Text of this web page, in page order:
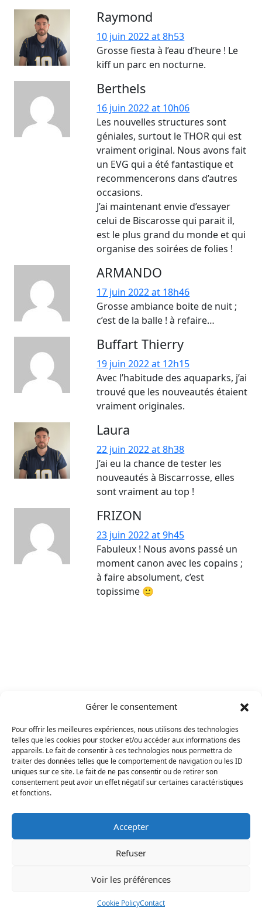
Gérer le consentement
Pour offrir les meilleures expériences, nous utilisons des technologies
telles que les cookies pour stocker et/ou accéder aux informations des
appareils. Le fait de consentir à ces technologies nous permettra de
traiter des données telles que le comportement de navigation ou les ID
uniques sur ce site. Le fait de ne pas consentir ou de retirer son
consentement peut avoir un effet négatif sur certaines caractéristiques
et fonctions.
Accepter
Refuser
Voir les préférences
Cookie PolicyContact
Raymond
10 juin 2022 at 8h53
Grosse fiesta à l’eau d’heure ! Le
kiff un parc en nocturne.
Berthels
16 juin 2022 at 10h06
Les nouvelles structures sont
géniales, surtout le THOR qui est
vraiment original. Nous avons fait
un EVG qui a été fantastique et
recommencerons dans d’autres
occasions.
J’ai maintenant envie d’essayer
celui de Biscarosse qui parait il,
est le plus grand du monde et qui
organise des soirées de folies !
ARMANDO
17 juin 2022 at 18h46
Grosse ambiance boite de nuit ;
c’est de la balle ! à refaire…
Buffart Thierry
19 juin 2022 at 12h15
Avec l’habitude des aquaparks, j’ai
trouvé que les nouveautés étaient
vraiment originales.
Laura
22 juin 2022 at 8h38
J’ai eu la chance de tester les
nouveautés à Biscarrosse, elles
sont vraiment au top !
FRIZON
23 juin 2022 at 9h45
Fabuleux ! Nous avons passé un
moment canon avec les copains ;
à faire absolument, c’est
topissime 🙂